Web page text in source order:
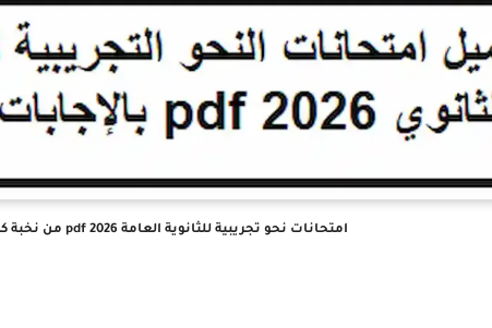
امتحانات نحو تجريبية للثانوية العامة 2026 pdf من نخبة كيان